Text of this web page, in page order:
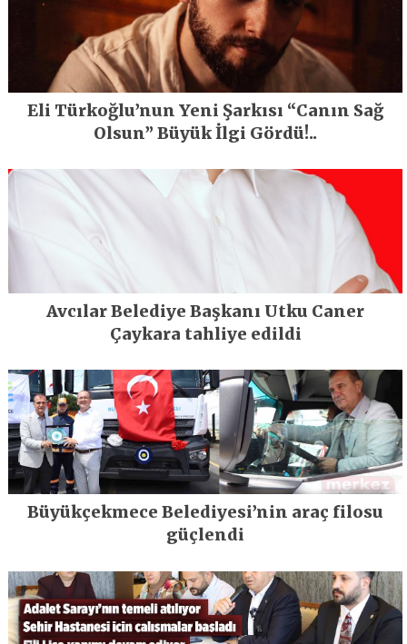
Eli Türkoğlu’nun Yeni Şarkısı “Canın Sağ
Olsun” Büyük İlgi Gördü!..
Avcılar Belediye Başkanı Utku Caner
Çaykara tahliye edildi
Büyükçekmece Belediyesi’nin araç filosu
güçlendi